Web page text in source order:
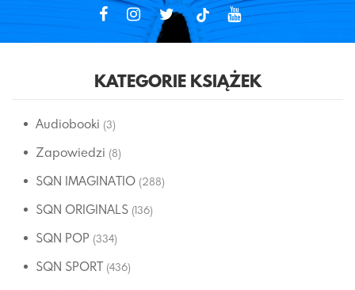
tiktok
KATEGORIE KSIĄŻEK
Audiobooki (3)
Zapowiedzi (8)
SQN IMAGINATIO (288)
SQN ORIGINALS (136)
SQN POP (334)
SQN SPORT (436)